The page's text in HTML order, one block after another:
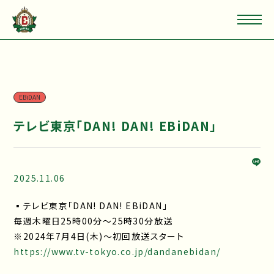
EBiDAN
テレビ東京「DAN! DAN! EBiDAN」
2025.11.06
▪テレビ東京「DAN! DAN! EBiDAN」
毎週木曜日25時00分～25時30分放送
※2024年7月4日(木)～初回放送スタート
https://www.tv-tokyo.co.jp/dandanebidan/